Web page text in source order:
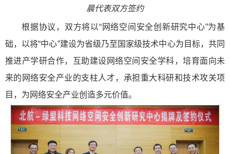
晨代表双方签约
根据协议，双方将以“网络空间安全创新研究中心”为基
础，以将“中心”建设为省级乃至国家级技术中心为目标，共同
推进产学研合作，互助建设网络空间安全学科，培育面向未
来的网络安全产业的支柱人才，承担重大科研和技术攻关项
目，为网络安全产业创造多元价值。